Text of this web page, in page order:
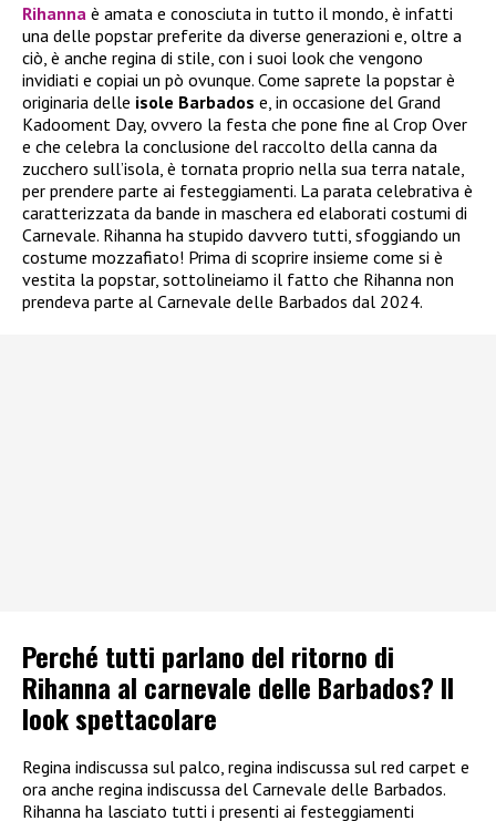
Rihanna è amata e conosciuta in tutto il mondo, è infatti
una delle popstar preferite da diverse generazioni e, oltre a
ciò, è anche regina di stile, con i suoi look che vengono
invidiati e copiai un pò ovunque. Come saprete la popstar è
originaria delle isole Barbados e, in occasione del Grand
Kadooment Day, ovvero la festa che pone fine al Crop Over
e che celebra la conclusione del raccolto della canna da
zucchero sull’isola, è tornata proprio nella sua terra natale,
per prendere parte ai festeggiamenti. La parata celebrativa è
caratterizzata da bande in maschera ed elaborati costumi di
Carnevale. Rihanna ha stupido davvero tutti, sfoggiando un
costume mozzafiato! Prima di scoprire insieme come si è
vestita la popstar, sottolineiamo il fatto che Rihanna non
prendeva parte al Carnevale delle Barbados dal 2024.
Perché tutti parlano del ritorno di
Rihanna al carnevale delle Barbados? Il
look spettacolare
Regina indiscussa sul palco, regina indiscussa sul red carpet e
ora anche regina indiscussa del Carnevale delle Barbados.
Rihanna ha lasciato tutti i presenti ai festeggiamenti